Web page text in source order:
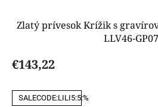
Zlatý prívesok Krížik s
LLV46-
€143,22
SALECODE:LILI5:5:%